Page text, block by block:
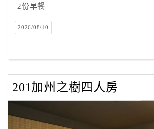
合
作
廠
合
作
2份早餐
2026/08/10
201加州之樹四人房